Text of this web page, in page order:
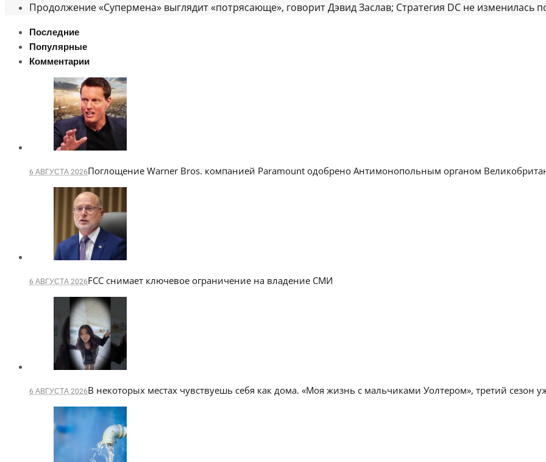
Продолжение «Супермена» выглядит «потрясающе», говорит Дэвид Заслав; Стратегия DC не изменилась
Последние
Популярные
Комментарии
6 АВГУСТА 2026Поглощение Warner Bros. компанией Paramount одобрено Антимонопольным органом
6 АВГУСТА 2026FCC снимает ключевое ограничение на владение СМИ
6 АВГУСТА 2026В некоторых местах чувствуешь себя как дома. «Моя жизнь с мальчиками Уолтером», третий сезон